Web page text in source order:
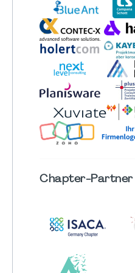
Chapter-Partner